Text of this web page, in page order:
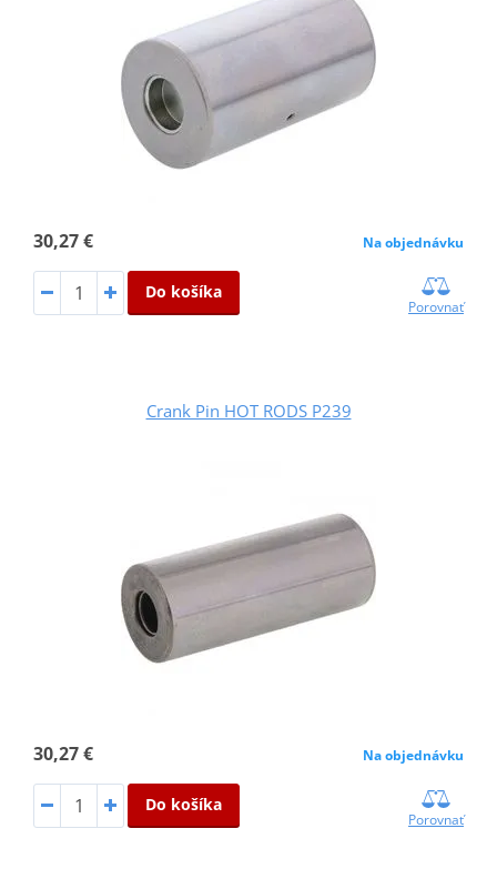
30,27 € Na objednávku
Do košíka
Porovnať
Crank Pin HOT RODS P239
30,27 € Na objednávku
Do košíka
Porovnať